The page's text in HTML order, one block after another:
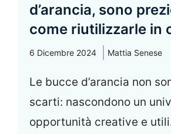
d’arancia, sono
come riutilizzarle in
6 Dicembre 2024 Mattia Senese
Le bucce d’arancia non
scarti: nascondono un
opportunità creative e